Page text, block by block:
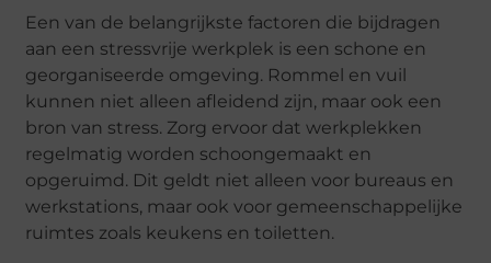
Een van de belangrijkste factoren die bijdragen
aan een stressvrije werkplek is een schone en
georganiseerde omgeving. Rommel en vuil
kunnen niet alleen afleidend zijn, maar ook een
bron van stress. Zorg ervoor dat werkplekken
regelmatig worden schoongemaakt en
opgeruimd. Dit geldt niet alleen voor bureaus en
werkstations, maar ook voor gemeenschappelijke
ruimtes zoals keukens en toiletten.